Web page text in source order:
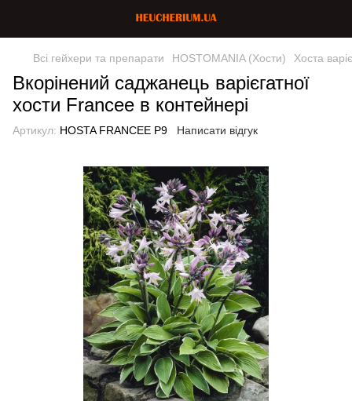
Всі гейхери та препарати HOSTOMANIA (Хости) Хоста
Вкорінений саджанець варієгатної
хости Francee в контейнері
Артикул: HOSTA FRANCEE P9 Написати відгук